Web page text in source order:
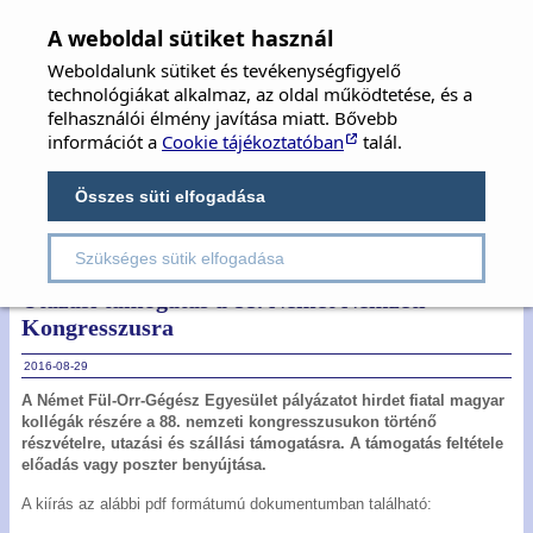
MFOE
MAGYAR FÜL-, ORR-, GÉGE ÉS FEJ-,
NYAKSEBÉSZ ORVOSOK EGYESÜLETE
Hungarian Society of Oto-Rhino-Laryngology,
Head & Neck Surgery
Rovatok: Hírek Ösztöndíjak, pályázatok
Kongresszusra
2016-08-29
A Német Fül-Orr-Gégész Egyesület pályázatot hirdet fiatal magyar
kollégák részére a 88. nemzeti kongresszusukon történő
részvételre, utazási és szállási támogatásra. A támogatás feltétele
előadás vagy poszter benyújtása.
A kiírás az alábbi pdf formátumú dokumentumban található:
A weboldal sütiket használ
Weboldalunk sütiket és tevékenységfigyelő
technológiákat alkalmaz, az oldal működtetése, és a
felhasználói élmény javítása miatt. Bővebb
információt a Cookie tájékoztatóban talál.
Összes süti elfogadása
Szükséges sütik elfogadása